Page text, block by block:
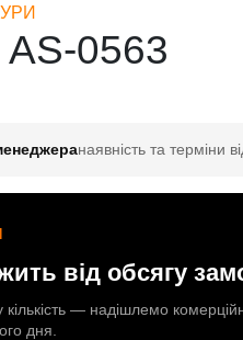
0563
наявність та терміни
від обсягу
кількість — надішлемо
дня.